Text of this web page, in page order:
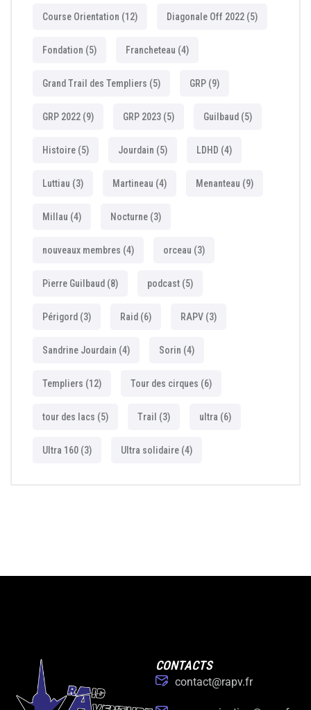
Course Orientation (12) Diagonale Off 2022 (5)
Fondation (5) Francheteau (4)
Grand Trail des Templiers (5) GRP (9)
GRP 2022 (9) GRP 2023 (5) Guilbaud (5)
Histoire (5) Jourdain (5) LDHD (4)
Luttiau (3) Martineau (4) Menanteau (9)
Millau (4) Nocturne (3)
nouveaux membres (4) orceau (3)
Pierre Guilbaud (8) podcast (5)
Périgord (3) Raid (6) RAPV (3)
Sandrine Jourdain (4) Sorin (4)
Templiers (12) Tour des cirques (6)
tour des lacs (5) Trail (3) ultra (6)
Ultra 160 (3) Ultra solidaire (4)
CONTACTS
contact@rapv.fr